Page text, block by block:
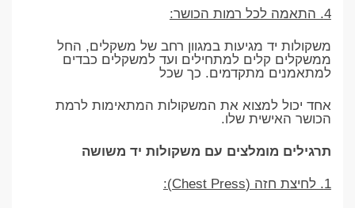
4. התאמה לכל רמות הכושר:
משקולות יד מגיעות במגוון רחב של משקלים, החל
ממשקלים קלים למתחילים ועד למשקלים כבדים
למתאמנים מתקדמים. כך שכל
אחד יכול למצוא את המשקולות המתאימות לרמת
הכושר האישית שלו.
תרגילים מומלצים עם משקולות יד משושה
1. לחיצת חזה (Chest Press):